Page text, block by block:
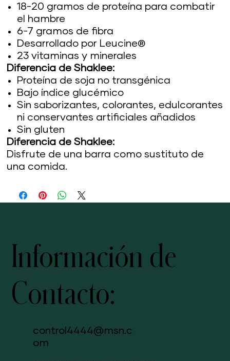
18-20 gramos de proteína para combatir
el hambre
6-7 gramos de fibra
Desarrollado por Leucine®
23 vitaminas y minerales
Diferencia de Shaklee:
Proteína de soja no transgénica
Bajo índice glucémico
Sin saborizantes, colorantes, edulcorantes
ni conservantes artificiales añadidos
Sin gluten
Diferencia de Shaklee:
Disfrute de una barra como sustituto de
una comida.
Información de
Contacto:
control4444@msn.c
om